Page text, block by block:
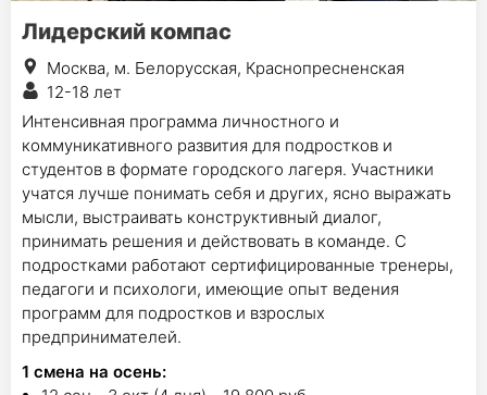
Лидерский компас
Москва, м. Белорусская, Краснопресненская
12-18 лет
Интенсивная программа личностного и
коммуникативного развития для подростков и
студентов в формате городского лагеря. Участники
учатся лучше понимать себя и других, ясно выражать
мысли, выстраивать конструктивный диалог,
принимать решения и действовать в команде. С
подростками работают сертифицированные тренеры,
педагоги и психологи, имеющие опыт ведения
программ для подростков и взрослых
предпринимателей.
1 смена на осень: